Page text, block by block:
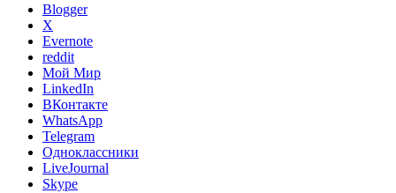
Blogger
X
Evernote
reddit
Мой Мир
LinkedIn
ВКонтакте
WhatsApp
Telegram
Одноклассники
LiveJournal
Skype